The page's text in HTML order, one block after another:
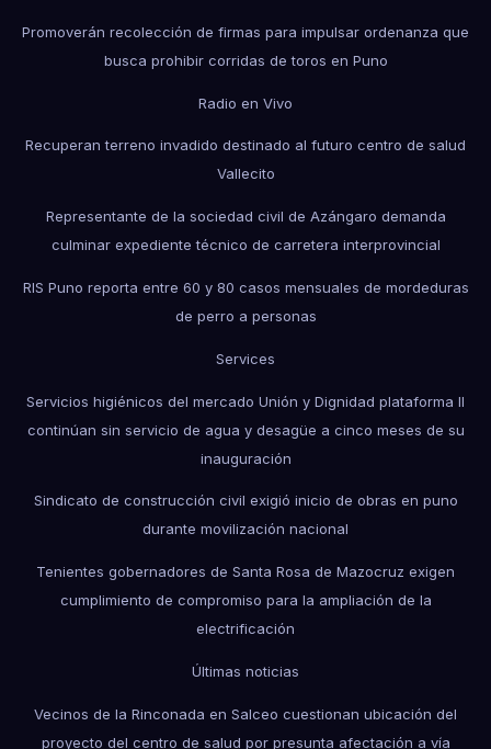
Promoverán recolección de firmas para impulsar ordenanza que
busca prohibir corridas de toros en Puno
Radio en Vivo
Recuperan terreno invadido destinado al futuro centro de salud
Vallecito
Representante de la sociedad civil de Azángaro demanda
culminar expediente técnico de carretera interprovincial
RIS Puno reporta entre 60 y 80 casos mensuales de mordeduras
de perro a personas
Services
Servicios higiénicos del mercado Unión y Dignidad plataforma II
continúan sin servicio de agua y desagüe a cinco meses de su
inauguración
Sindicato de construcción civil exigió inicio de obras en puno
durante movilización nacional
Tenientes gobernadores de Santa Rosa de Mazocruz exigen
cumplimiento de compromiso para la ampliación de la
electrificación
Últimas noticias
Vecinos de la Rinconada en Salceo cuestionan ubicación del
proyecto del centro de salud por presunta afectación a vía